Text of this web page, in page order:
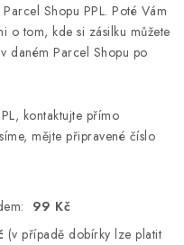
zboží
Recenze
Shopu PPL. Poté Vám
o tom, kde si zásilku můžete
daném Parcel Shopu po
kontaktujte přímo
mějte připravené číslo
99 Kč
(v případě dobírky lze platit